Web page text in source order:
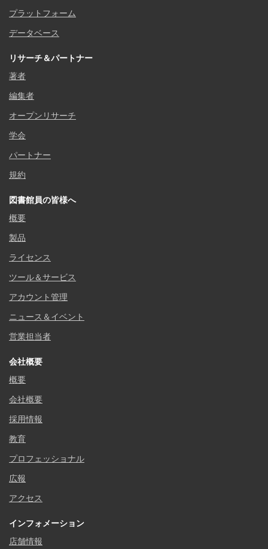
プラットフォーム
データベース
リサーチ＆パートナー
著者
編集者
オープンリサーチ
学会
パートナー
規約
図書館員の皆様へ
概要
製品
ライセンス
ツール＆サービス
アカウント管理
ニュース＆イベント
営業担当者
会社概要
概要
会社概要
採用情報
教育
プロフェッショナル
広報
アクセス
インフォメーション
店舗情報